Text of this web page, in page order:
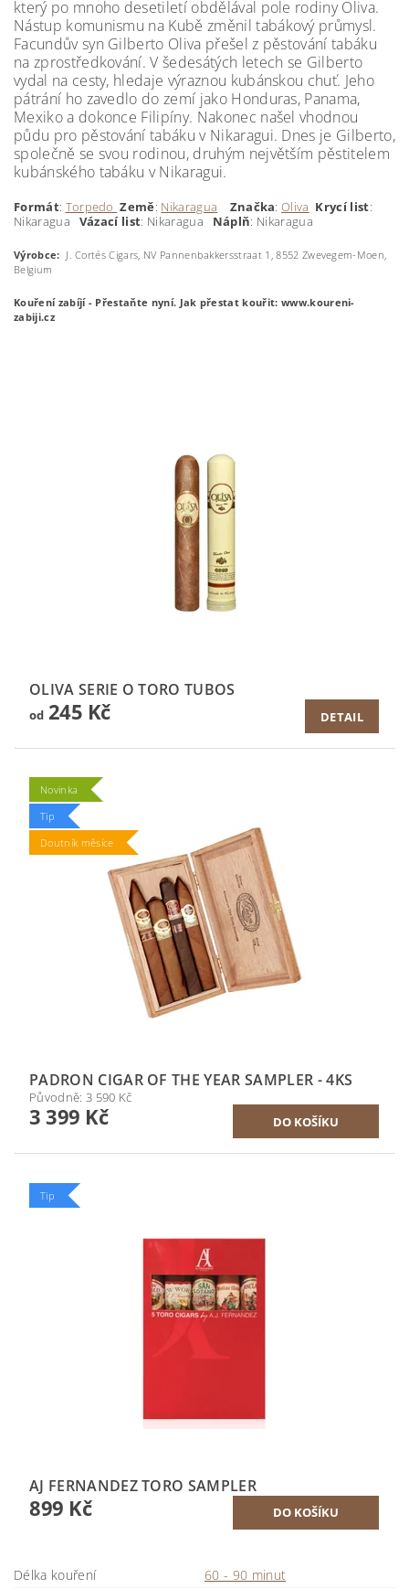
který po mnoho desetiletí obdělával pole rodiny Oliva.
Nástup komunismu na Kubě změnil tabákový průmysl.
Facundův syn Gilberto Oliva přešel z pěstování tabáku
na zprostředkování. V šedesátých letech se Gilberto
vydal na cesty, hledaje výraznou kubánskou chuť. Jeho
pátrání ho zavedlo do zemí jako Honduras, Panama,
Mexiko a dokonce Filipíny. Nakonec našel vhodnou
půdu pro pěstování tabáku v Nikaragui. Dnes je Gilberto,
společně se svou rodinou, druhým největším pěstitelem
kubánského tabáku v Nikaragui.
Formát: Torpedo Země: Nikaragua Značka:Oliva Krycí list:
Nikaragua Vázací list: Nikaragua Náplň: Nikaragua
Výrobce: J. Cortés Cigars, NV Pannenbakkersstraat 1, 8552 Zwevegem-Moen,
Belgium
Kouření zabíjí - Přestaňte nyní. Jak přestat kouřit: www.koureni-
zabiji.cz
OLIVA SERIE O TORO TUBOS
od245 Kč DETAIL
Novinka
Tip
Doutník měsíce
PADRON CIGAR OF THE YEAR SAMPLER - 4KS
Původně: 3 590 Kč
3 399 Kč
Tip
AJ FERNANDEZ TORO SAMPLER
899 Kč
Délka kouření
60 - 90 minut